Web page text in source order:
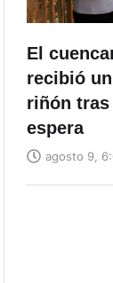
El
recibió
riñón tras
espera
agosto 9,